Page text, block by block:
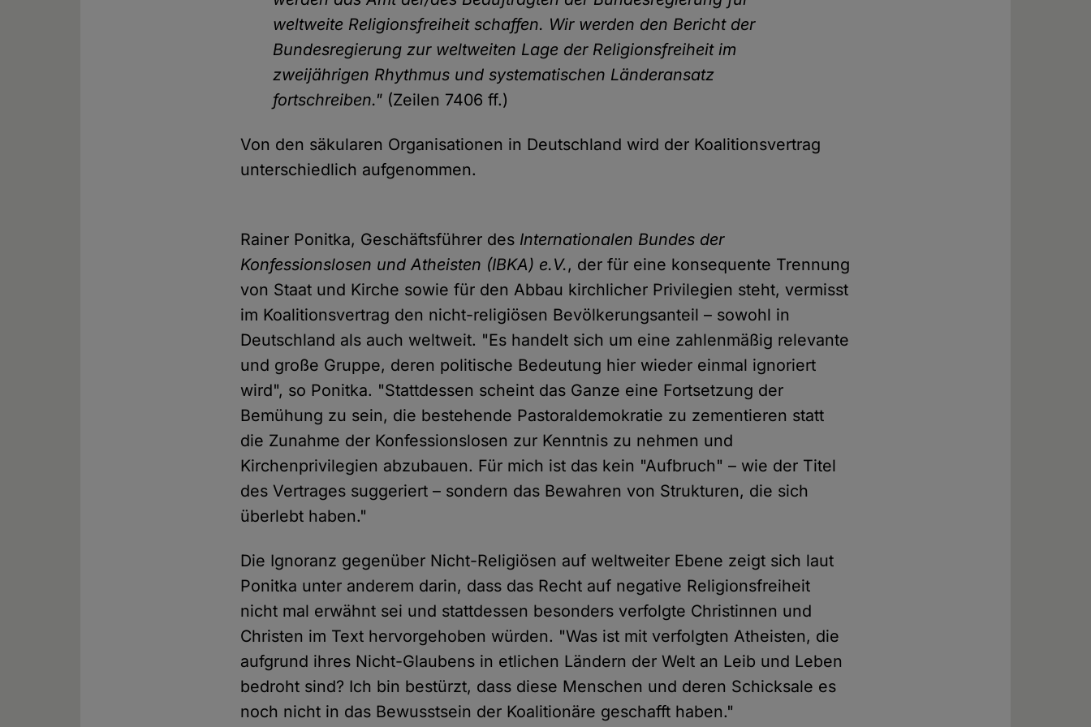
weltweite Religionsfreiheit schaffen. Wir werden den Bericht der
Bundesregierung zur weltweiten Lage der Religionsfreiheit im
zweijährigen Rhythmus und systematischen Länderansatz
fortschreiben." (Zeilen 7406 ff.)
Von den säkularen Organisationen in Deutschland wird der Koalitionsvertrag
unterschiedlich aufgenommen.
Rainer Ponitka, Geschäftsführer des Internationalen Bundes der
Konfessionslosen und Atheisten (IBKA) e.V., der für eine konsequente Trennung
von Staat und Kirche sowie für den Abbau kirchlicher Privilegien steht, vermisst
im Koalitionsvertrag den nicht-religiösen Bevölkerungsanteil – sowohl in
Deutschland als auch weltweit. "Es handelt sich um eine zahlenmäßig relevante
und große Gruppe, deren politische Bedeutung hier wieder einmal ignoriert
wird", so Ponitka. "Stattdessen scheint das Ganze eine Fortsetzung der
Bemühung zu sein, die bestehende Pastoraldemokratie zu zementieren statt
die Zunahme der Konfessionslosen zur Kenntnis zu nehmen und
Kirchenprivilegien abzubauen. Für mich ist das kein "Aufbruch" – wie der Titel
des Vertrages suggeriert – sondern das Bewahren von Strukturen, die sich
überlebt haben."
Die Ignoranz gegenüber Nicht-Religiösen auf weltweiter Ebene zeigt sich laut
Ponitka unter anderem darin, dass das Recht auf negative Religionsfreiheit
nicht mal erwähnt sei und stattdessen besonders verfolgte Christinnen und
Christen im Text hervorgehoben würden. "Was ist mit verfolgten Atheisten, die
aufgrund ihres Nicht-Glaubens in etlichen Ländern der Welt an Leib und Leben
bedroht sind? Ich bin bestürzt, dass diese Menschen und deren Schicksale es
noch nicht in das Bewusstsein der Koalitionäre geschafft haben."